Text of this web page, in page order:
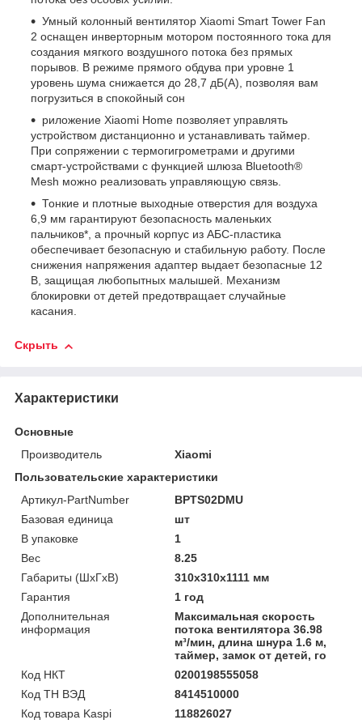
Умный колонный вентилятор Xiaomi Smart Tower Fan
2 оснащен инверторным мотором постоянного тока для
создания мягкого воздушного потока без прямых
порывов. В режиме прямого обдува при уровне 1
уровень шума снижается до 28,7 дБ(A), позволяя вам
погрузиться в спокойный сон
риложение Xiaomi Home позволяет управлять
устройством дистанционно и устанавливать таймер.
При сопряжении с термогигрометрами и другими
смарт-устройствами с функцией шлюза Bluetooth®
Mesh можно реализовать управляющую связь.
Тонкие и плотные выходные отверстия для воздуха
6,9 мм гарантируют безопасность маленьких
пальчиков*, а прочный корпус из АБС-пластика
обеспечивает безопасную и стабильную работу. После
снижения напряжения адаптер выдает безопасные 12
В, защищая любопытных малышей. Механизм
блокировки от детей предотвращает случайные
касания.
Скрыть
Характеристики
Основные
Производитель
Xiaomi
Пользовательские характеристики
Артикул-PartNumber
BPTS02DMU
Базовая единица
шт
В упаковке
1
Вес
8.25
Габариты (ШхГхВ)
310x310x1111 мм
Гарантия
1 год
Дополнительная
информация
Максимальная скорость
потока вентилятора 36.98
м³/мин, длина шнура 1.6 м,
таймер, замок от детей, го
Код НКТ
0200198555058
Код ТН ВЭД
8414510000
Код товара Kaspi
118826027